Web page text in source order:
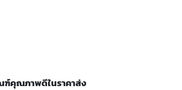
ฑ์คุณภาพดีในราคาส่ง